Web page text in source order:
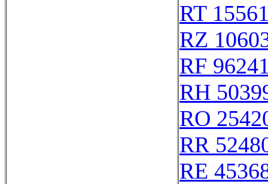
RT
RZ
RF
RH
RO
RR
RE